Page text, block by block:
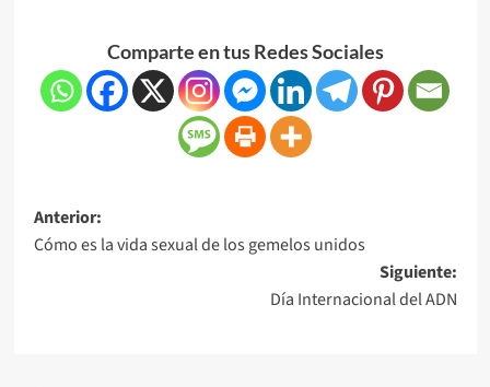
Comparte en tus Redes Sociales
Anterior:
Cómo es la vida sexual de los gemelos unidos
Siguiente:
Día Internacional del ADN